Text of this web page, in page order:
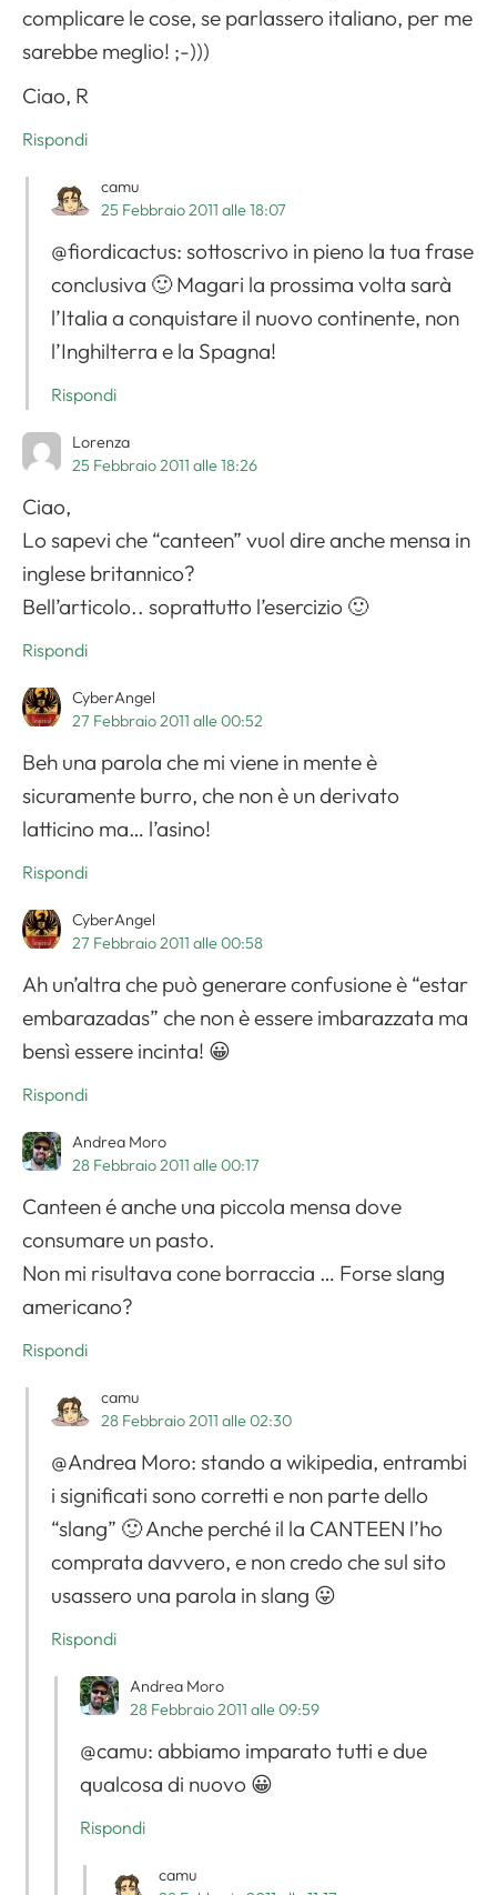
complicare le cose, se parlassero italiano, per me
sarebbe meglio! ;-)))
Ciao, R
Rispondi
camu
25 Febbraio 2011 alle 18:07
@fiordicactus: sottoscrivo in pieno la tua frase
conclusiva 🙂 Magari la prossima volta sarà
l’Italia a conquistare il nuovo continente, non
l’Inghilterra e la Spagna!
Rispondi
Lorenza
25 Febbraio 2011 alle 18:26
Ciao,
Lo sapevi che “canteen” vuol dire anche mensa in
inglese britannico?
Bell’articolo.. soprattutto l’esercizio 🙂
Rispondi
CyberAngel
27 Febbraio 2011 alle 00:52
Beh una parola che mi viene in mente è
sicuramente burro, che non è un derivato
latticino ma… l’asino!
Rispondi
CyberAngel
27 Febbraio 2011 alle 00:58
Ah un’altra che può generare confusione è “estar
embarazadas” che non è essere imbarazzata ma
bensì essere incinta! 😀
Rispondi
Andrea Moro
28 Febbraio 2011 alle 00:17
Canteen é anche una piccola mensa dove
consumare un pasto.
Non mi risultava cone borraccia … Forse slang
americano?
Rispondi
camu
28 Febbraio 2011 alle 02:30
@Andrea Moro: stando a wikipedia, entrambi
i significati sono corretti e non parte dello
“slang” 🙂 Anche perché il la CANTEEN l’ho
comprata davvero, e non credo che sul sito
usassero una parola in slang 😛
Rispondi
Andrea Moro
28 Febbraio 2011 alle 09:59
@camu: abbiamo imparato tutti e due
qualcosa di nuovo 😀
Rispondi
camu